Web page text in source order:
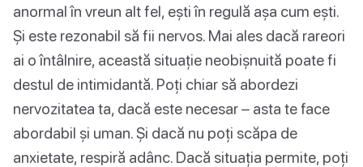
anormal în vreun alt fel, ești în regulă așa cum ești.
Și este rezonabil să fii nervos. Mai ales dacă rareori
ai o întâlnire, această situație neobișnuită poate fi
destul de intimidantă. Poți chiar să abordezi
nervozitatea ta, dacă este necesar – asta te face
abordabil și uman. Și dacă nu poți scăpa de
anxietate, respiră adânc. Dacă situația permite, poți